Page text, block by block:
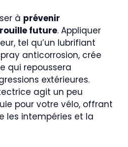
à prévenir
future. Appliquer
tel qu’un lubrifiant
anticorrosion, crée
qui repoussera
extérieures.
agit un peu
pour votre vélo, offrant
les intempéries et la